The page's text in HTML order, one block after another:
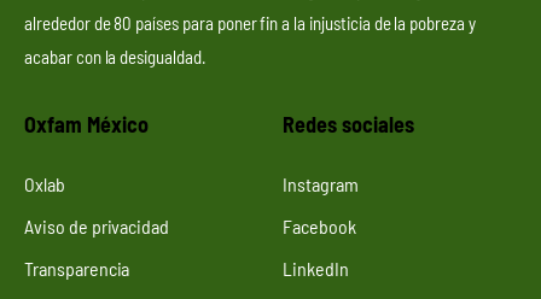
alrededor de 80 países para poner fin a la injusticia de la pobreza y
acabar con la desigualdad.
Oxfam México
Oxlab
Aviso de privacidad
Transparencia
Redes sociales
Instagram
Facebook
LinkedIn